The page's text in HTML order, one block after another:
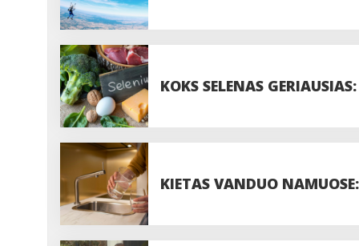
KOKS SELENAS
KIETAS VANDUO